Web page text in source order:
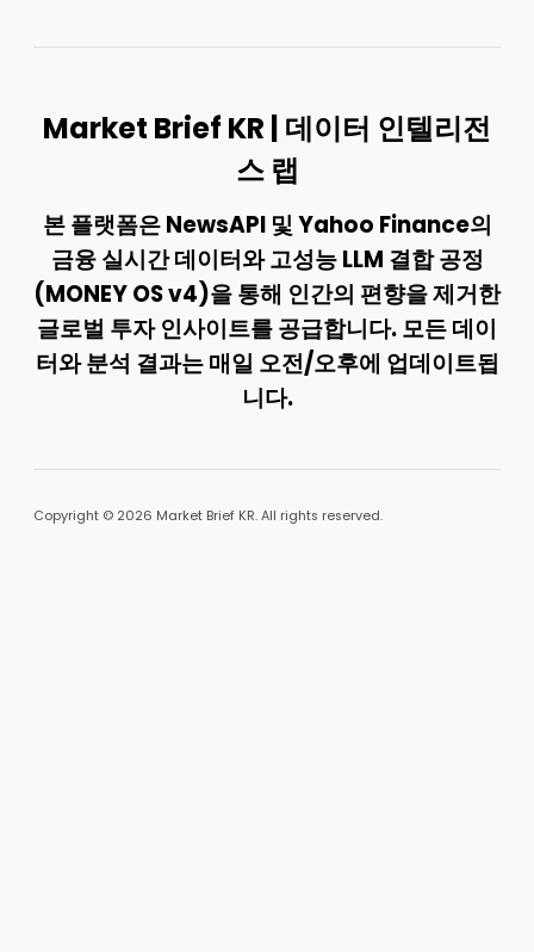
Market Brief KR | 데이터 인텔리전
스 랩
본 플랫폼은 NewsAPI 및 Yahoo Finance의
금융 실시간 데이터와 고성능 LLM 결합 공정
(MONEY OS v4)을 통해 인간의 편향을 제거한
글로벌 투자 인사이트를 공급합니다. 모든 데이
터와 분석 결과는 매일 오전/오후에 업데이트됩
니다.
Copyright © 2026 Market Brief KR. All rights reserved.